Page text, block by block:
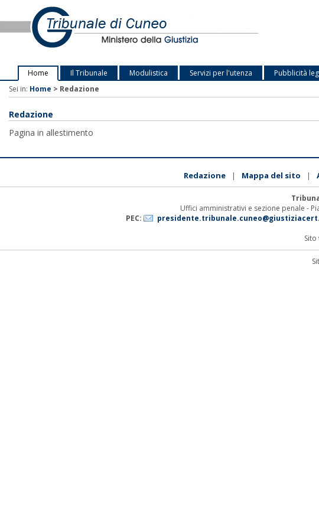
Home Il Tribunale Modulistica Servizi per l'utenza Pubblicità
Sei in: Home > Redazione
Redazione
Pagina in allestimento
Redazione | Mappa del sito |
Uffici amministrativi e sezione penale -
PEC: